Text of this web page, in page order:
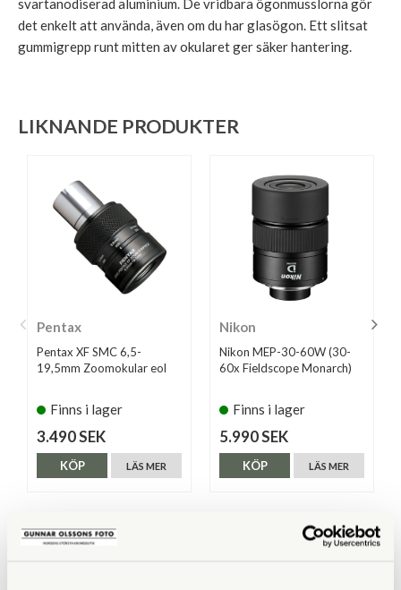
svartanodiserad aluminium. De vridbara ögonmusslorna gör
det enkelt att använda, även om du har glasögon. Ett slitsat
gummigrepp runt mitten av okularet ger säker hantering.
LIKNANDE PRODUKTER
Pentax
Pentax XF SMC 6,5-
19,5mm Zoomokular eol
Finns i lager
3.490 SEK
LÄS MER
KÖP
Nikon
Nikon MEP-30-60W (30-
60x Fieldscope Monarch)
Finns i lager
5.990 SEK
LÄS MER
KÖP